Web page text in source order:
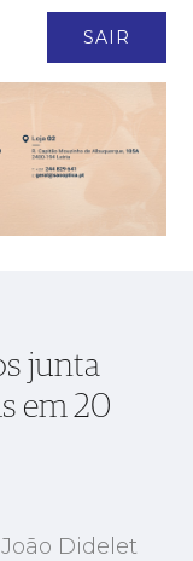
SAIR
profissionais em 20
junta
em 20
Didelet